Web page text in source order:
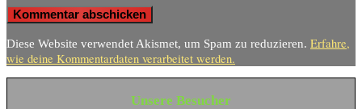
Diese Website verwendet Akismet, um Spam zu reduzieren. Erfahre,
wie deine Kommentardaten verarbeitet werden.
Unsere Besucher